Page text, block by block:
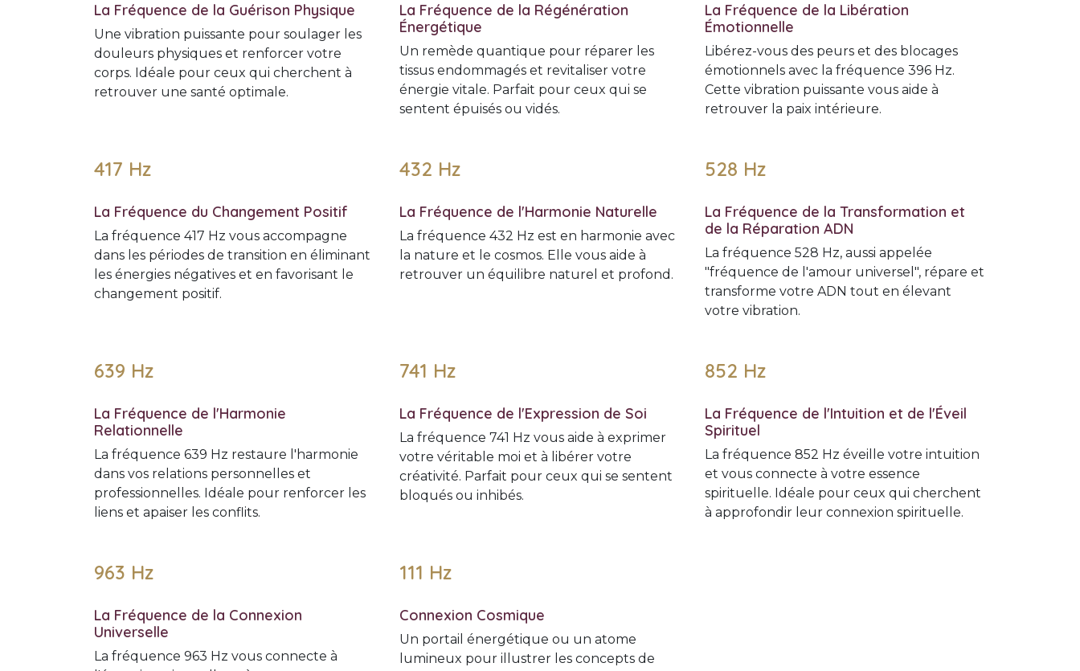
La Fréquence de la Guérison Physique
Une vibration puissante pour soulager les
douleurs physiques et renforcer votre
corps. Idéale pour ceux qui cherchent à
retrouver une santé optimale.
La Fréquence de la Régénération
Énergétique
Un remède quantique pour réparer les
tissus endommagés et revitaliser votre
énergie vitale. Parfait pour ceux qui se
sentent épuisés ou vidés.
La Fréquence de la Libération
Émotionnelle
Libérez-vous des peurs et des blocages
émotionnels avec la fréquence 396 Hz.
Cette vibration puissante vous aide à
retrouver la paix intérieure.
417 Hz
La Fréquence du Changement Positif
La fréquence 417 Hz vous accompagne
dans les périodes de transition en éliminant
les énergies négatives et en favorisant le
changement positif.
432 Hz
La Fréquence de l'Harmonie Naturelle
La fréquence 432 Hz est en harmonie avec
la nature et le cosmos. Elle vous aide à
retrouver un équilibre naturel et profond.
528 Hz
La Fréquence de la Transformation et
de la Réparation ADN
La fréquence 528 Hz, aussi appelée
"fréquence de l'amour universel", répare et
transforme votre ADN tout en élevant
votre vibration.
639 Hz
La Fréquence de l'Harmonie
Relationnelle
La fréquence 639 Hz restaure l'harmonie
dans vos relations personnelles et
professionnelles. Idéale pour renforcer les
liens et apaiser les conflits.
741 Hz
La Fréquence de l'Expression de Soi
La fréquence 741 Hz vous aide à exprimer
votre véritable moi et à libérer votre
créativité. Parfait pour ceux qui se sentent
bloqués ou inhibés.
852 Hz
La Fréquence de l'Intuition et de l'Éveil
Spirituel
La fréquence 852 Hz éveille votre intuition
et vous connecte à votre essence
spirituelle. Idéale pour ceux qui cherchent
à approfondir leur connexion spirituelle.
963 Hz
La Fréquence de la Connexion
Universelle
La fréquence 963 Hz vous connecte à
111 Hz
Connexion Cosmique
Un portail énergétique ou un atome
lumineux pour illustrer les concepts de